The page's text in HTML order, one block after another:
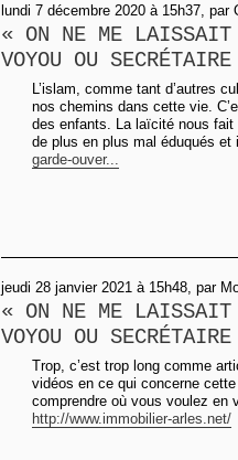
lundi 7 décembre 2020 à 15h37, par
« ON NE ME LAISSAIT
VOYOU OU
L’islam, comme tant d’autres
nos chemins dans cette vie.
des enfants. La laïcité nous
de plus en plus mal éduqués
garde-ouver...
jeudi 28 janvier 2021 à 15h48, par
« ON NE ME LAISSAIT
VOYOU OU
Trop, c’est trop long comme
vidéos en ce qui concerne
comprendre où vous voulez en
http://www.immobilier-arles.net/